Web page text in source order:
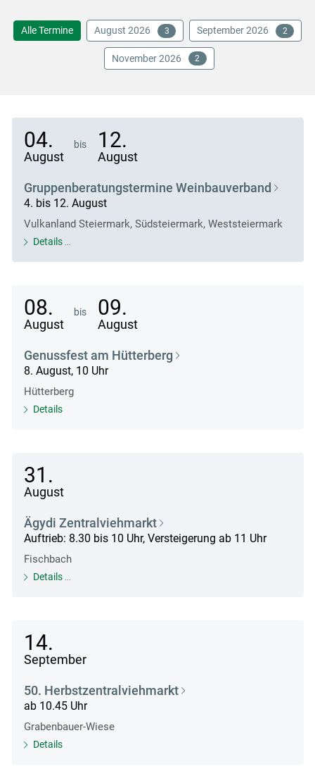
Alle Termine August 2026 3 September 2026 2
November 2026 2
04.
August
bis 12.
August
Gruppenberatungstermine Weinbauverband
4. bis 12. August
Vulkanland Steiermark, Südsteiermark, Weststeiermark
Details
08.
August
bis 09.
August
Genussfest am Hütterberg
8. August, 10 Uhr
Hütterberg
Details
31.
August
Ägydi Zentralviehmarkt
Auftrieb: 8.30 bis 10 Uhr, Versteigerung ab 11 Uhr
Fischbach
Details
14.
September
50. Herbstzentralviehmarkt
ab 10.45 Uhr
Grabenbauer-Wiese
Details